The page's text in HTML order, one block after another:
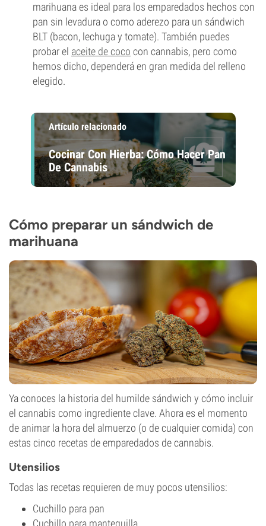
marihuana es ideal para los emparedados hechos con
pan sin levadura o como aderezo para un sándwich
BLT (bacon, lechuga y tomate). También puedes
probar el aceite de coco con cannabis, pero como
hemos dicho, dependerá en gran medida del relleno
elegido.
Artículo relacionado
Cocinar Con Hierba: Cómo Hacer Pan
De Cannabis
Cómo preparar un sándwich de
marihuana
Ya conoces la historia del humilde sándwich y cómo incluir
el cannabis como ingrediente clave. Ahora es el momento
de animar la hora del almuerzo (o de cualquier comida) con
estas cinco recetas de emparedados de cannabis.
Utensilios
Todas las recetas requieren de muy pocos utensilios:
Cuchillo para pan
Cuchillo para mantequilla